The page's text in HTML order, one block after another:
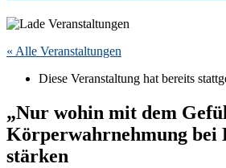
« Alle Veranstaltungen
Diese Veranstaltung hat bereits
„Nur wohin mit dem
Körperwahrnehmung bei
stärken